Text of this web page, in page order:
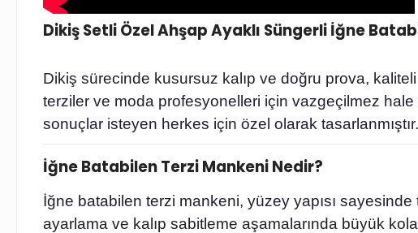
Dikiş Setli Özel Ahşap Ayaklı Süngerli İğne
Dikiş sürecinde kusursuz kalıp ve doğru prova,
terziler ve moda profesyonelleri için vazgeçilmez hale
sonuçlar isteyen herkes için özel olarak
İğne Batabilen Terzi Mankeni Nedir?
İğne batabilen terzi mankeni, yüzey yapısı
ayarlama ve kalıp sabitleme aşamalarında büyük